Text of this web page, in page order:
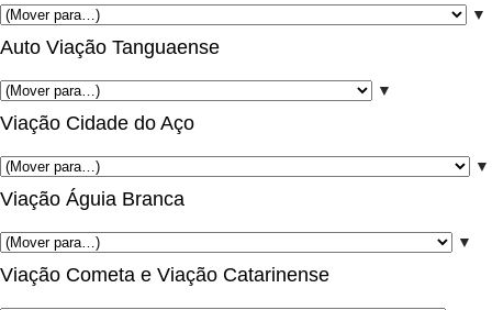
▼
Auto Viação Tanguaense
▼
Viação Cidade do Aço
▼
Viação Águia Branca
▼
Viação Cometa e Viação Catarinense